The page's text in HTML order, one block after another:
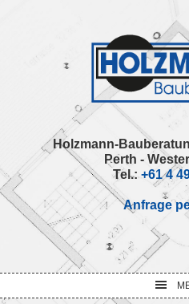
Holzmann-
Perth -
Tel.: +61 4
Anfrage